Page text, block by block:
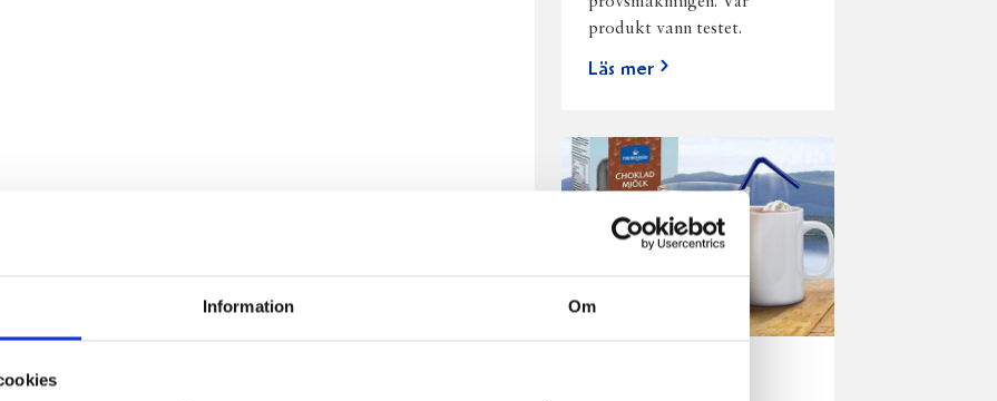
Information Om
produkt vann testet.
Läs mer